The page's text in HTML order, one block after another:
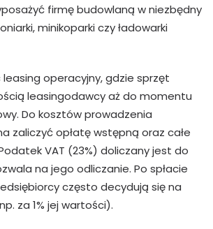
firmę budowlaną w niezbędny
minikoparki czy ładowarki
leasing operacyjny, gdzie sprzęt
leasingodawcy aż do momentu
Do kosztów prowadzenia
zaliczyć opłatę wstępną oraz całe
VAT (23%) doliczany jest do
na jego odliczanie. Po spłacie
często decydują się na
za 1% jej wartości).